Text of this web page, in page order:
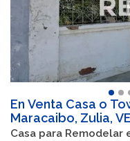
En Venta Casa o
Maracaibo, Zulia,
Casa para Remodelar